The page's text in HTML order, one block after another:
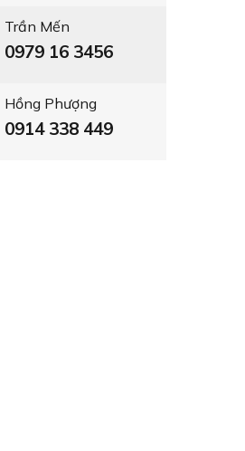
Trần Mến
0979 16 3456
Hồng Phượng
0914 338 449